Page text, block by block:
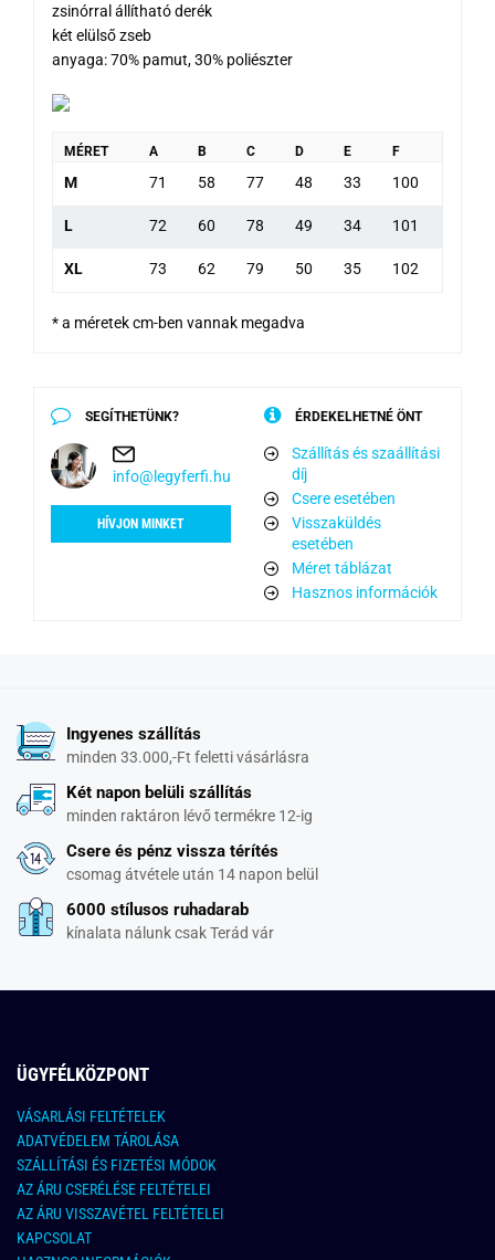
zsinórral állítható derék
két elülső zseb
anyaga: 70% pamut, 30% poliészter
MÉRET A B C D E F
M 71 58 77 48 33 100
L 72 60 78 49 34 101
XL 73 62 79 50 35 102
* a méretek cm-ben vannak megadva
SEGÍTHETÜNK?
info@legyferfi.hu
HÍVJON MINKET
ÉRDEKELHETNÉ ÖNT
Szállítás és szaállítási
díj
Csere esetében
Visszaküldés
esetében
Méret táblázat
Hasznos információk
Ingyenes szállítás
minden 33.000,-Ft feletti vásárlásra
Két napon belüli szállítás
minden raktáron lévő termékre 12-ig
Csere és pénz vissza térítés
csomag átvétele után 14 napon belül
6000 stílusos ruhadarab
kínalata nálunk csak Terád vár
ÜGYFÉLKÖZPONT
VÁSARLÁSI FELTÉTELEK
ADATVÉDELEM TÁROLÁSA
SZÁLLÍTÁSI ÉS FIZETÉSI MÓDOK
AZ ÁRU CSERÉLÉSE FELTÉTELEI
AZ ÁRU VISSZAVÉTEL FELTÉTELEI
KAPCSOLAT